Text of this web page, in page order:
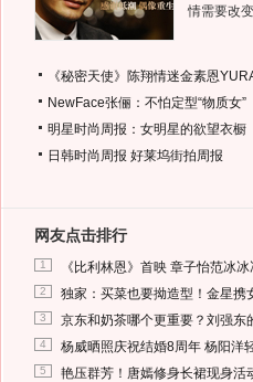
情需要改
《秘密天使》陈翔情迷金素恩
NewFace张俪：不怕定型“物质女”
明星时尚周报：女明星的欲望衣橱
日韩时尚周报 好莱坞街拍周报
网友点击排行
1 《比利林恩》首映 章子怡范冰
2 独家：买菜也要拗造型！金星携
3 京东和奶茶哪个更重要？刘强东
4 杨威晒照庆祝结婚8周年 杨阳洋
5 艳压群芳！唐嫣修身长裙现身活